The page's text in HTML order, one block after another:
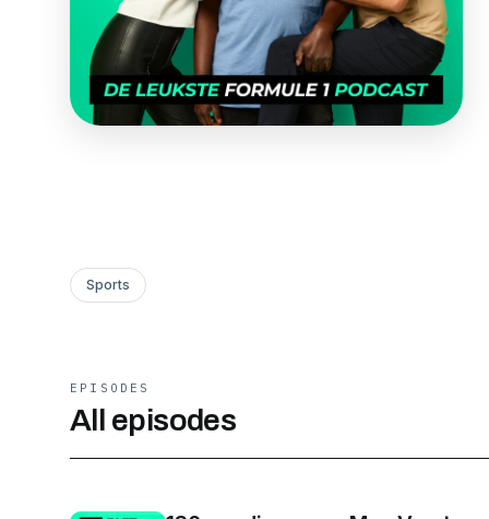
Sports
EPISODES
All episodes